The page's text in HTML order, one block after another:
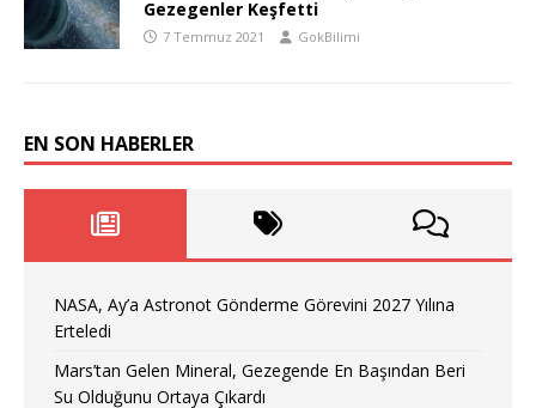
Gezegenler Keşfetti
7 Temmuz 2021 GokBilimi
EN SON HABERLER
NASA, Ay’a Astronot Gönderme Görevini 2027 Yılına
Erteledi
Mars’tan Gelen Mineral, Gezegende En Başından Beri
Su Olduğunu Ortaya Çıkardı